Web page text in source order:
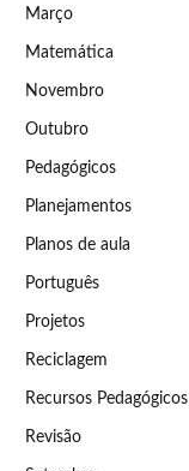
Março
Matemática
Novembro
Outubro
Pedagógicos
Planejamentos
Planos de aula
Português
Projetos
Reciclagem
Recursos Pedagógicos
Revisão